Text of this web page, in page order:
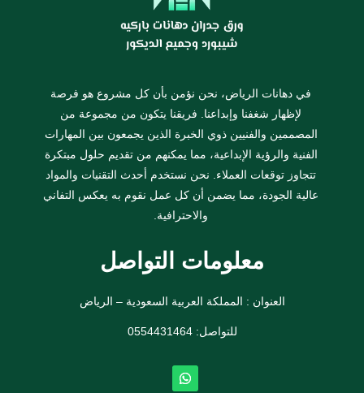
في دهانات الرياض، نحن نؤمن بأن كل مشروع هو فرصة
لإظهار شغفنا وإبداعنا. فريقنا يتكون من مجموعة من
المصممين والفنيين ذوي الخبرة الذين يجمعون بين المهارات
الفنية والرؤية الإبداعية، مما يمكنهم من تقديم حلول مبتكرة
تتجاوز توقعات العملاء. نحن نستخدم أحدث التقنيات والمواد
عالية الجودة، مما يضمن أن كل عمل نقوم به يعكس التفاني
والاحترافية.
معلومات التواصل
العنوان : المملكة العربية السعودية – الرياض
للتواصل: ⁦0554431464